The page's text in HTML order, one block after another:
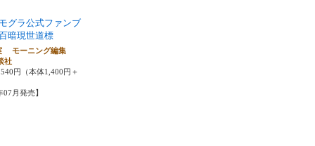
グラ公式ファンブ
暗現世道標
モーニング編集
社
円（本体1,400円＋
07月発売】